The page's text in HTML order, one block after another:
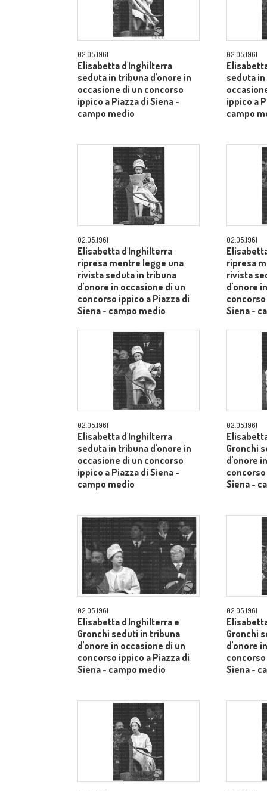
02.05.1961
Elisabetta d'Inghilterra
seduta in tribuna d'onore in
occasione di un concorso
ippico a Piazza di Siena -
campo medio
02.05.1961
seduta
ippico a
campo
02.05.1961
Elisabetta d'Inghilterra
ripresa mentre legge una
rivista seduta in tribuna
d'onore in occasione di un
concorso ippico a Piazza di
Siena - campo medio
02.05.1961
ripresa
rivista
d'onore
Siena -
02.05.1961
Elisabetta d'Inghilterra
seduta in tribuna d'onore in
occasione di un concorso
ippico a Piazza di Siena -
campo medio
02.05.1961
Gronchi
d'onore
Siena -
02.05.1961
Elisabetta d'Inghilterra e
Gronchi seduti in tribuna
d'onore in occasione di un
concorso ippico a Piazza di
Siena - campo medio
02.05.1961
Gronchi
d'onore
Siena -